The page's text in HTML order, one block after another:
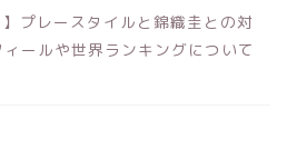
】プレースタイルと錦織圭との対
ールや世界ランキングについて